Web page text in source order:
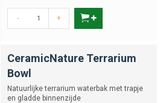
stijlvol en veilig.
- +
CeramicNature Terrarium
Bowl
Natuurlijke terrarium waterbak met trapje
en gladde binnenzijde